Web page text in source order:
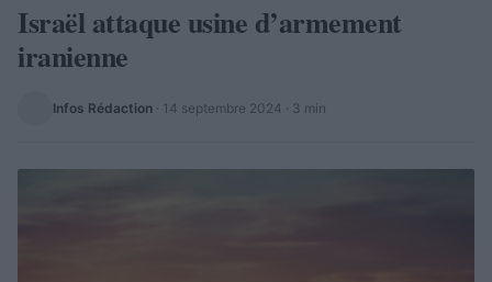
Israël attaque usine d’armement
iranienne
Infos Rédaction · 14 septembre 2024 · 3 min